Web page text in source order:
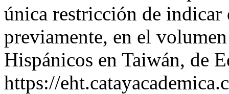
única restricción de
previamente, en el
Hispánicos en Taiwán, de
https://